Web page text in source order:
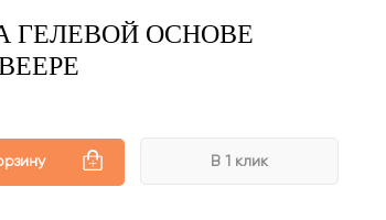
ГЕЛЕВОЙ ОСНОВЕ
В 1 клик